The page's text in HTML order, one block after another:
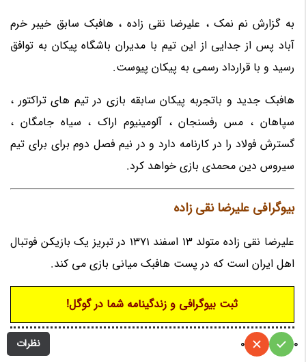
به گزارش نم نمک ، علیرضا نقی زاده ، هافبک سابق خیبر خرم
آباد پس از جدایی از این تیم با مدیران باشگاه پیکان به توافق
رسید و با قرارداد رسمی به پیکان پیوست.
هافبک جدید و باتجربه پیکان سابقه بازی در تیم های تراکتور ،
سپاهان ، مس رفسنجان ، آلومینیوم اراک ، سیاه جامگان ،
گسترش فولاد را در کارنامه دارد و در نیم فصل دوم برای برای تیم
سیروس دین محمدی بازی خواهد کرد.
بیوگرافی علیرضا نقی زاده
علیرضا نقی زاده متولد 13 اسفند 1371 در تبریز یک بازیکن فوتبال
اهل ایران است که در پست هافبک میانی بازی می کند.
ثبت بیوگرافی و زندگینامه شما در گوگل!
نظرات 0
0